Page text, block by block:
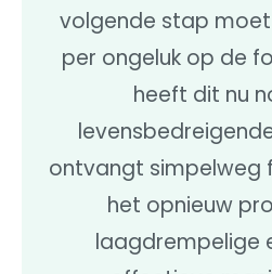
volgende stap moet
per ongeluk op de
heeft dit nu
ontvangt simpelweg
het opnieuw
laagdrempelige